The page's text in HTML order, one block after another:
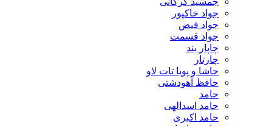
جواد خاکپور
جواد فیض
جواد قسمت
چاپار بند
چارتار
حاشا و پویا تات لاو
حافظ آهودشتی
حامد
حامد اسدالهی
حامد اکبری